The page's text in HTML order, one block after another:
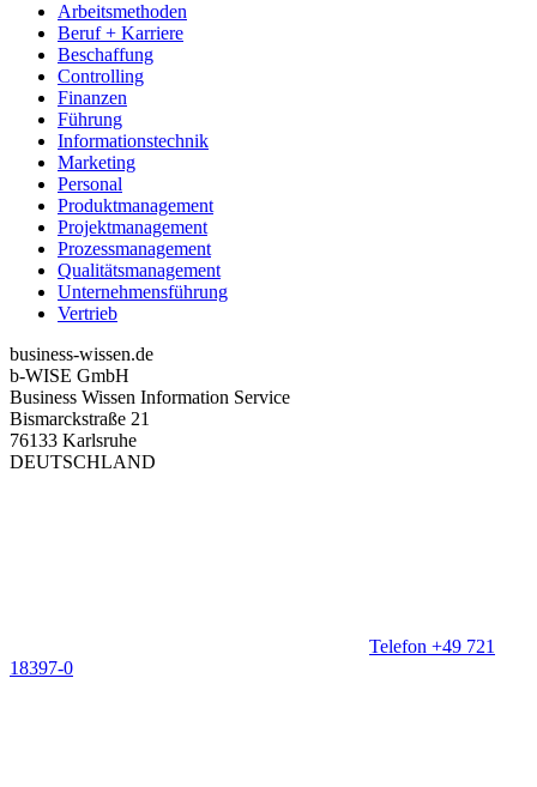
Arbeitsmethoden
Beruf + Karriere
Beschaffung
Controlling
Finanzen
Führung
Informationstechnik
Marketing
Personal
Produktmanagement
Projektmanagement
Prozessmanagement
Qualitätsmanagement
Unternehmensführung
Vertrieb
business-wissen.de
b-WISE GmbH
Business Wissen Information Service
Bismarckstraße 21
76133 Karlsruhe
DEUTSCHLAND
Telefon +49 721
18397-0